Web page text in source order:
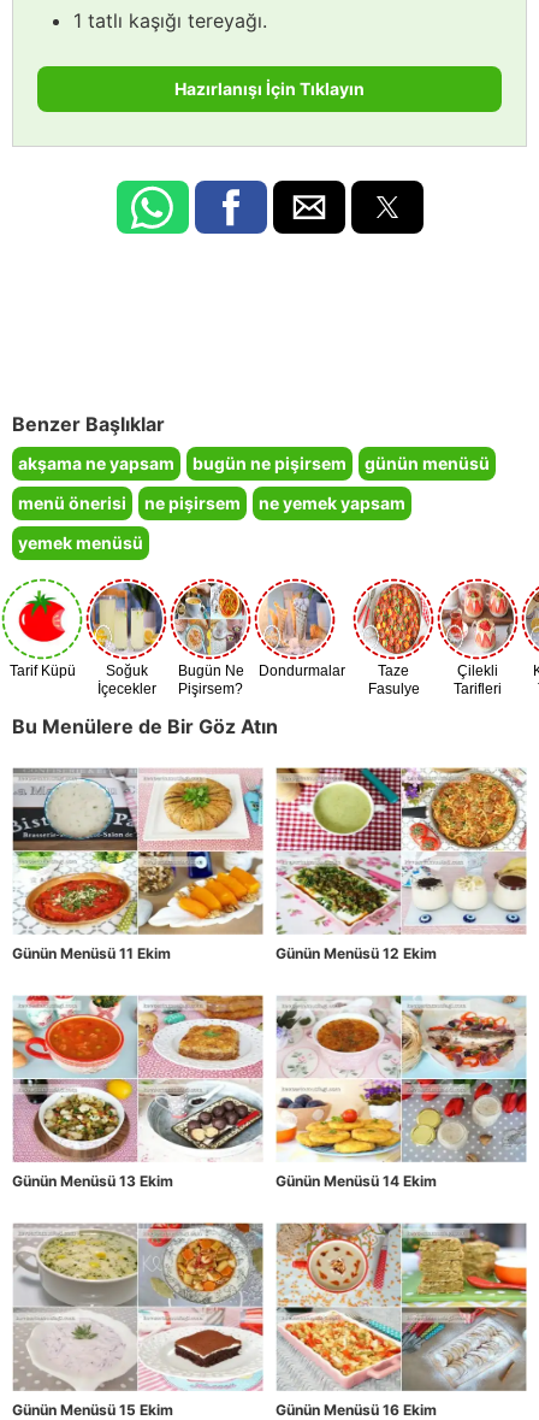
1 tatlı kaşığı tereyağı.
Hazırlanışı İçin Tıklayın
Benzer Başlıklar
akşama ne yapsam bugün ne pişirsem
günün menüsü
menü önerisi
ne pişirsem
ne yemek yapsam
yemek menüsü
Tarif Küpü
Soğuk
İçecekler
Bugün Ne
Pişirsem?
Dondurmalar
Taze
Fasulye
Çilekli
Tarifleri
Bu Menülere de Bir Göz Atın
Günün Menüsü 11 Ekim Günün Menüsü 12 Ekim
Günün Menüsü 13 Ekim Günün Menüsü 14 Ekim
Günün Menüsü 15 Ekim Günün Menüsü 16 Ekim